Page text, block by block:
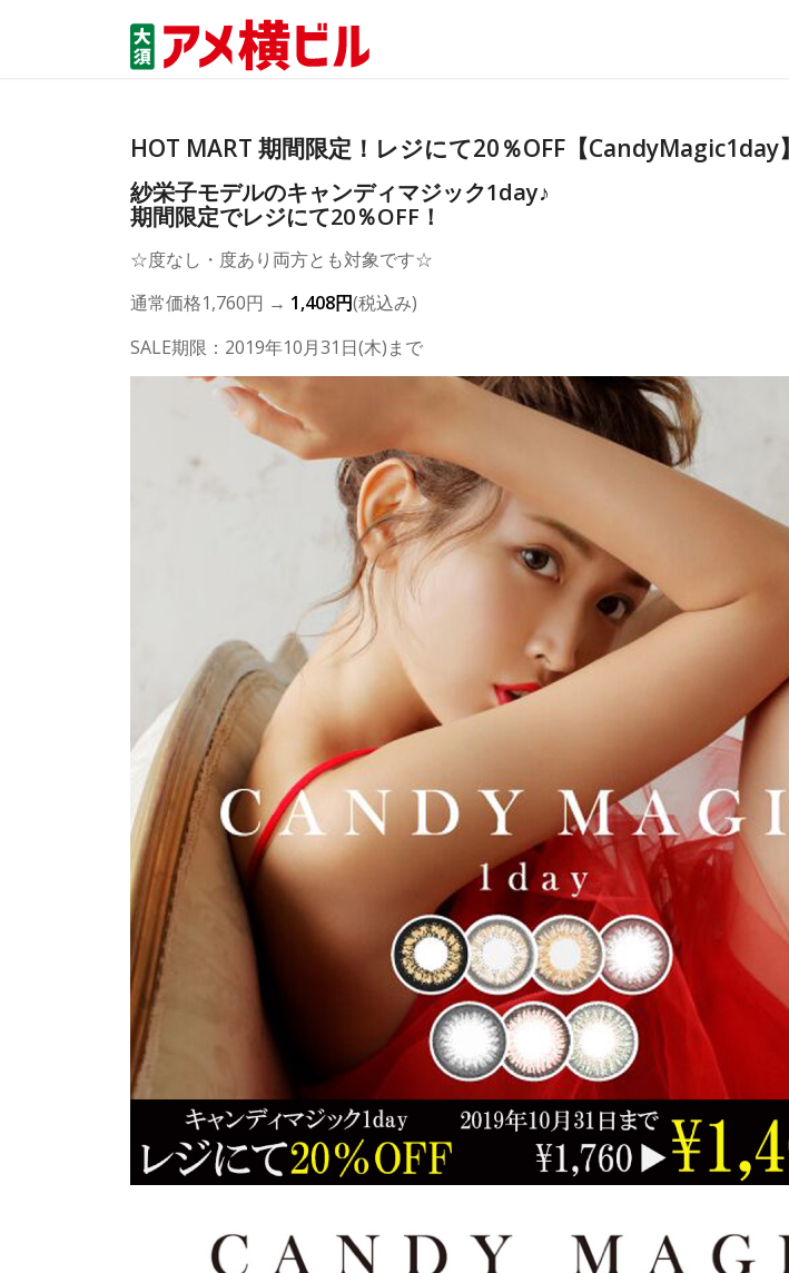
HOT MART 期間限定！レジにて20％OFF【CandyMagic1day】
紗栄子モデルのキャンディマジック1day♪
期間限定でレジにて20％OFF！
☆度なし・度あり両方とも対象です☆
通常価格1,760円 → 1,408円(税込み)
SALE期限：2019年10月31日(木)まで